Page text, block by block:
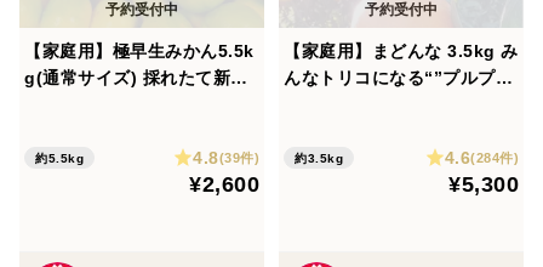
【家庭用】極早生みかん5.5k
g(通常サイズ) 採れたて新
約5.5kg 4.8(39件)
¥2,600
【家庭用】まどんな 3.5kg み
んなトリコになる“”プルプ
約3.5kg 4.6(284件)
¥5,300